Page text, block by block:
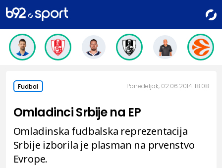
Fudbal Ponedeljak, 02.06.2014. 18:08
Omladinci Srbije na EP
Omladinska fudbalska reprezentacija
Srbije izborila je plasman na prvenstvo
Evrope.